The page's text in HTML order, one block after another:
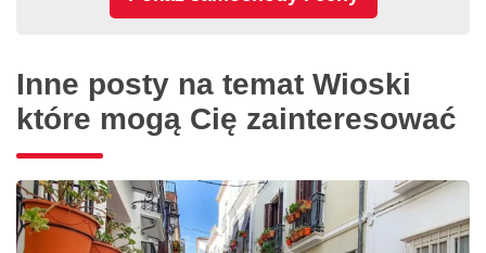
Inne posty na temat Wioski
które mogą Cię zainteresować